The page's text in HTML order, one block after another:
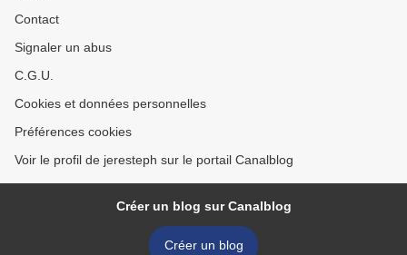
Contact
Signaler un abus
C.G.U.
Cookies et données personnelles
Préférences cookies
Voir le profil de jeresteph sur le portail Canalblog
Créer un blog sur Canalblog
Créer un blog